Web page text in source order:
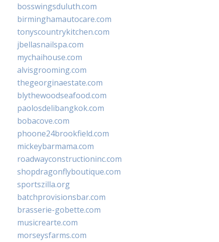
bosswingsduluth.com
birminghamautocare.com
tonyscountrykitchen.com
jbellasnailspa.com
mychaihouse.com
alvisgrooming.com
thegeorginaestate.com
blythewoodseafood.com
paolosdelibangkok.com
bobacove.com
phoone24brookfield.com
mickeybarmama.com
roadwayconstructioninc.com
shopdragonflyboutique.com
sportszilla.org
batchprovisionsbar.com
brasserie-gobette.com
musicrearte.com
morseysfarms.com